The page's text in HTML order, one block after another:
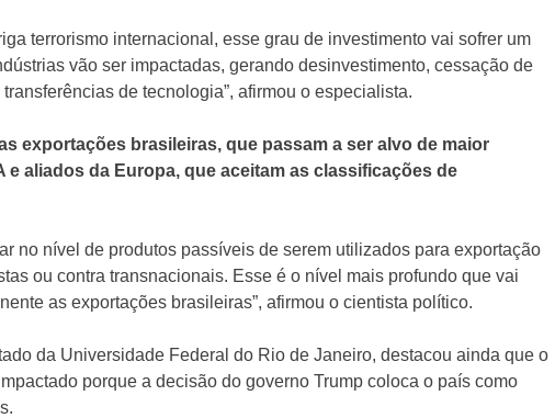
terrorismo internacional, esse grau de investimento vai sofrer um
vão ser impactadas, gerando desinvestimento, cessação de
de tecnologia”, afirmou o especialista.
exportações brasileiras, que passam a ser alvo de maior
aliados da Europa, que aceitam as classificações de
no nível de produtos passíveis de serem utilizados para exportação
ou contra transnacionais. Esse é o nível mais profundo que vai
as exportações brasileiras”, afirmou o cientista político.
da Universidade Federal do Rio de Janeiro, destacou ainda que o
porque a decisão do governo Trump coloca o país como